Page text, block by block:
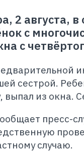
2 августа,
с
с
сестрой.
выпал из окна.
пресс-
случаю.